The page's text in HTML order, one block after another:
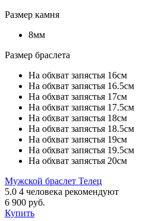
Размер камня
8мм
Размер браслета
На обхват запястья 16см
На обхват запястья 16.5см
На обхват запястья 17см
На обхват запястья 17.5см
На обхват запястья 18см
На обхват запястья 18.5см
На обхват запястья 19см
На обхват запястья 19.5см
На обхват запястья 20см
Мужской браслет Телец
5.0 4 человека рекомендуют
6 900 руб.
Купить